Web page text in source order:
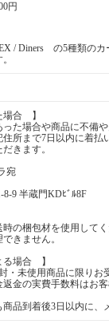
円
/ Diners の5種類のカ
場合 】
た場合や商品に不備
所まで7日以内に着払
きます。
宛
9 半蔵門KDﾋﾞﾙ8F
の梱包材を使用して
きません。
る場合 】
・未使用商品に限りお
金の実費手数料はお客
品到着後3日以内に、